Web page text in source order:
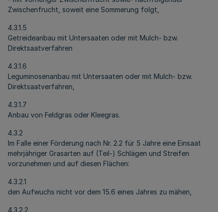
Zwischenfrucht, soweit eine Sommerung folgt,
4.3.1.5
Getreideanbau mit Untersaaten oder mit Mulch- bzw.
Direktsaatverfahren
4.3.1.6
Leguminosenanbau mit Untersaaten oder mit Mulch- bzw.
Direktsaatverfahren,
4.3.1.7
Anbau von Feldgras oder Kleegras.
4.3.2
Im Falle einer Förderung nach Nr. 2.2 für 5 Jahre eine Einsaat
mehrjähriger Grasarten auf (Teil-) Schlägen und Streifen
vorzunehmen und auf diesen Flächen:
4.3.2.1
den Aufwuchs nicht vor dem 15.6 eines Jahres zu mähen,
4.3.2.2